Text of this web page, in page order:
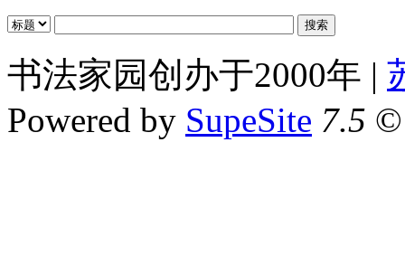
书法家园创办于2000年 |
Powered by SupeSite 7.5 ©